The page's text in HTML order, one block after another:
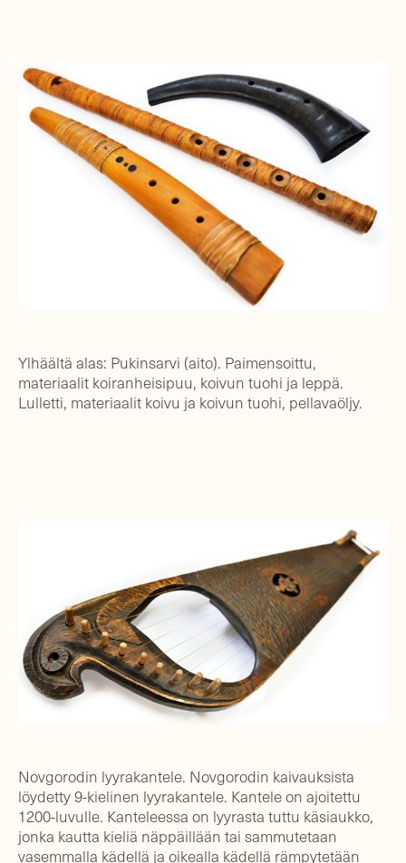
Ylhäältä alas: Pukinsarvi (aito). Paimensoittu,
materiaalit koiranheisipuu, koivun tuohi ja leppä.
Lulletti, materiaalit koivu ja koivun tuohi, pellavaöljy.
Novgorodin lyyrakantele. Novgorodin kaivauksista
löydetty 9-kielinen lyyrakantele. Kantele on ajoitettu
1200-luvulle. Kanteleessa on lyyrasta tuttu käsiaukko,
jonka kautta kieliä näppäillään tai sammutetaan
vasemmalla kädellä ja oikealla kädellä rämpytetään